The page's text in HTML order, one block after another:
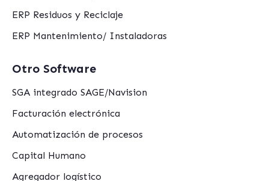
ERP Residuos y Reciclaje
ERP Mantenimiento/ Instaladoras
Otro Software
SGA integrado SAGE/Navision
Facturación electrónica
Automatización de procesos
Capital Humano
Agregador logístico